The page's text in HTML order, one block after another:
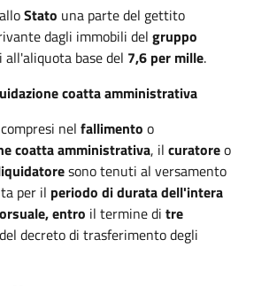
Stato una parte del gettito
dagli immobili del gruppo
all'aliquota base del 7,6 per mille.
coatta amministrativa
nel fallimento o
coatta amministrativa, il curatoreo
sono tenuti al versamento
per il periodo di durata dell'intera
entro il termine di tre
decreto di trasferimento degli